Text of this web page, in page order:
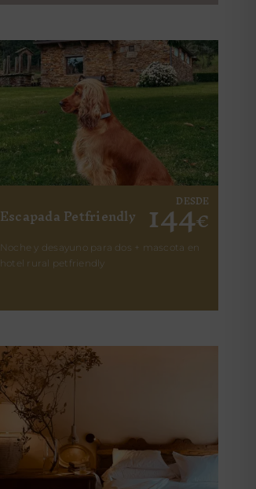
Escapada Petfriendly
DESDE
144€
Noche y desayuno para dos + mascota en
hotel rural petfriendly